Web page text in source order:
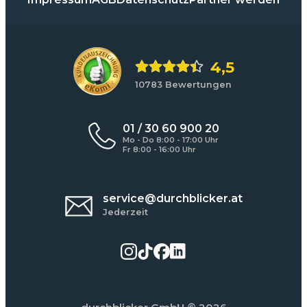
4,5
10783 Bewertungen
01 / 30 60 900 20
Mo - Do 8:00 - 17:00 Uhr
Fr 8:00 - 16:00 Uhr
service@durchblicker.at
Jederzeit